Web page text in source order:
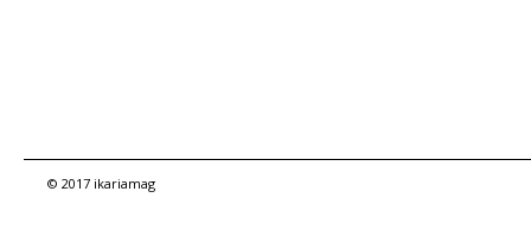
© 2017 ikariamag